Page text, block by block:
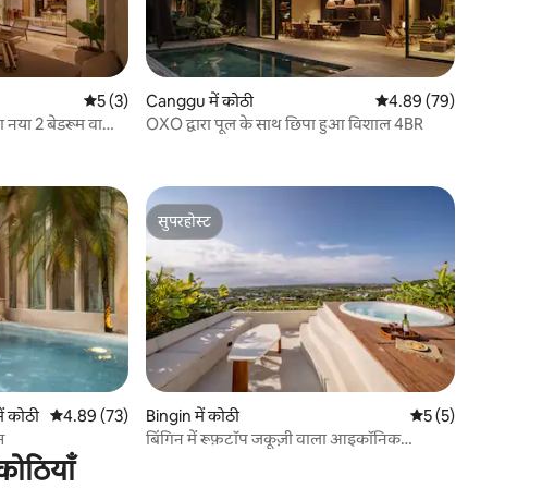
औसत रेटिंग 5 में से 5, 3 समीक्षाएँ
5 (3)
2 बेडरूम वाला
Canggu में कोठी औसत रेटिंग 5 में से 4.89,
4.89 (79)
OXO द्वारा पूल के साथ छिपा हुआ विशाल 4BR
औसत रेटिंग 5 में से 4.89, 73 समीक्षाएँ
4.89 (73)
सुपरहोस्ट
सुपरहोस्ट
Bingin में कोठी औसत रेटिंग 5 में से 5,
5 (5)
बिंगिन में रूफ़टॉप जकूज़ी वाला आइकॉनिक